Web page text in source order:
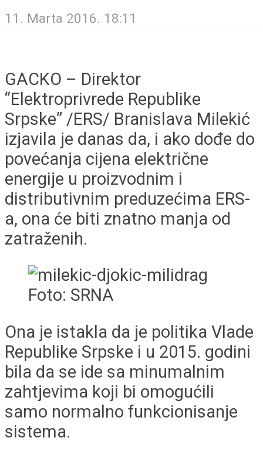
11. Marta 2016. 18:11
GACKO – Direktor
“Elektroprivrede Republike
Srpske” /ERS/ Branislava Milekić
izjavila je danas da, i ako dođe do
povećanja cijena električne
energije u proizvodnim i
distributivnim preduzećima ERS-
a, ona će biti znatno manja od
zatraženih.
Foto: SRNA
Ona je istakla da je politika Vlade
Republike Srpske i u 2015. godini
bila da se ide sa minumalnim
zahtjevima koji bi omogućili
samo normalno funkcionisanje
sistema.